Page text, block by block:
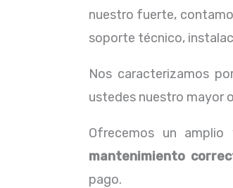
nuestro fuerte,
soporte técnico,
Nos caracterizamos
ustedes nuestro mayor
Ofrecemos un
mantenimiento
pago.